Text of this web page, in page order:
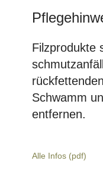
Filzprodukte
Schwamm
entfernen.
Alle Infos (pdf)